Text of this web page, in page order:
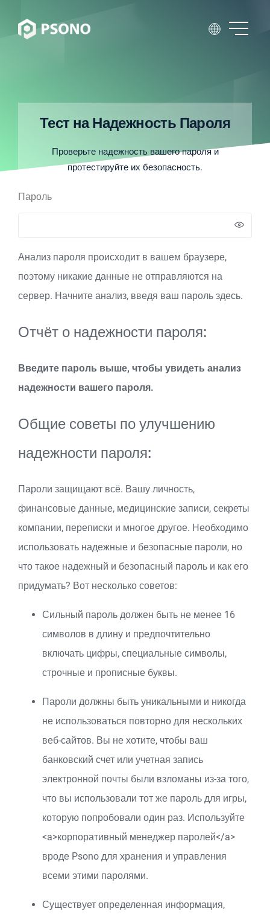
Тест на Надежность Пароля
Проверьте надежность вашего пароля и
протестируйте их безопасность.
Пароль
Анализ пароля происходит в вашем браузере,
поэтому никакие данные не отправляются на
сервер. Начните анализ, введя ваш пароль здесь.
Отчёт о надежности пароля:
Введите пароль выше, чтобы увидеть анализ
надежности вашего пароля.
Общие советы по улучшению
надежности пароля:
Пароли защищают всё. Вашу личность,
финансовые данные, медицинские записи, секреты
компании, переписки и многое другое. Необходимо
использовать надежные и безопасные пароли, но
что такое надежный и безопасный пароль и как его
придумать? Вот несколько советов:
Сильный пароль должен быть не менее 16
символов в длину и предпочтительно
включать цифры, специальные символы,
строчные и прописные буквы.
Пароли должны быть уникальными и никогда
не использоваться повторно для нескольких
веб-сайтов. Вы не хотите, чтобы ваш
банковский счет или учетная запись
электронной почты были взломаны из-за того,
что вы использовали тот же пароль для игры,
которую попробовали один раз. Используйте
<a>корпоративный менеджер паролей</a>
вроде Psono для хранения и управления
всеми этими паролями.
Существует определенная информация,